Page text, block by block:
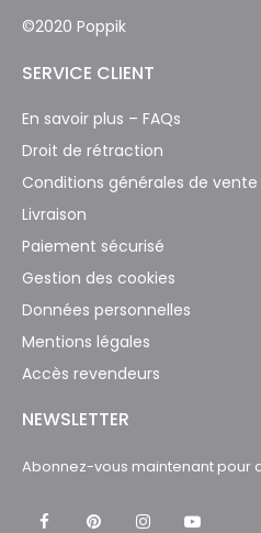
©2020 Poppik
SERVICE CLIENT
En savoir plus – FAQs
Droit de rétraction
Conditions générales de vente
Livraison
Paiement sécurisé
Gestion des cookies
Données personnelles
Mentions légales
Accès revendeurs
NEWSLETTER
Abonnez-vous maintenant pour